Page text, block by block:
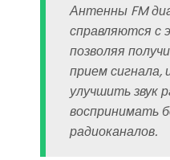
Антенны FM
справляются с
позволяя
прием
улучшить звук
воспринимать
радиоканалов.